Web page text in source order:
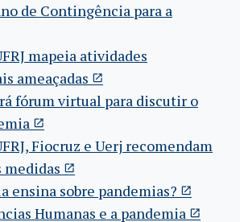
de Contingência para a
mapeia atividades
ameaçadas
fórum virtual para discutir o
Fiocruz e Uerj recomendam
medidas
ensina sobre pandemias?
Humanas e a pandemia